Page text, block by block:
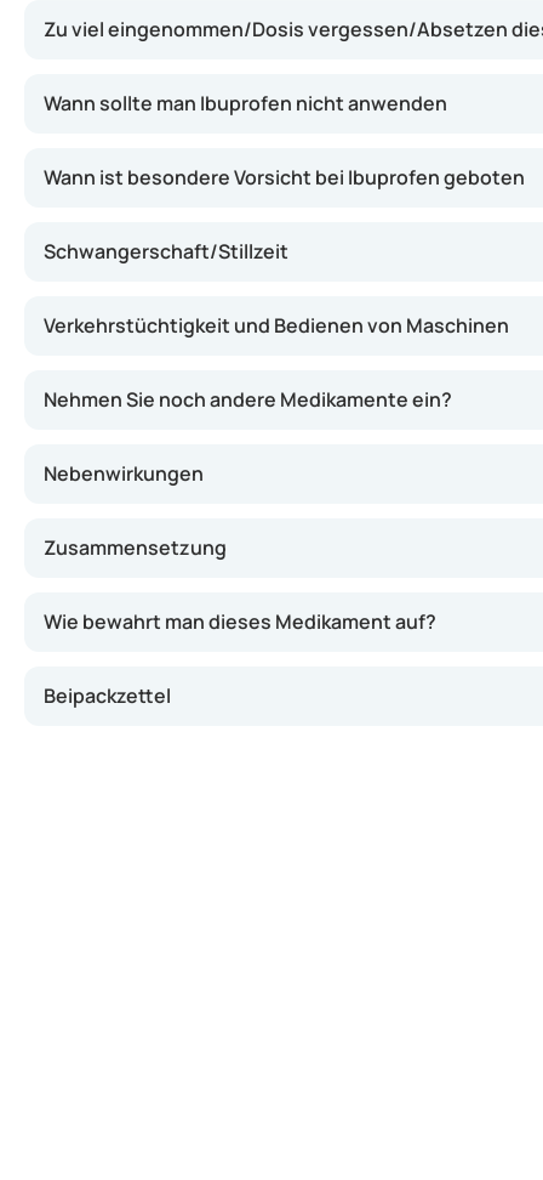
Zu viel eingenommen/Dosis vergessen/Absetzen
Wann sollte man Ibuprofen nicht anwenden
Wann ist besondere Vorsicht bei Ibuprofen geboten
Schwangerschaft/Stillzeit
Verkehrstüchtigkeit und Bedienen von Maschinen
Nehmen Sie noch andere Medikamente ein?
Nebenwirkungen
Zusammensetzung
Wie bewahrt man dieses Medikament auf?
Beipackzettel